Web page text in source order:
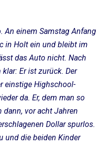
An einem Samstag Anfang
in Holt ein und bleibt im
das Auto nicht. Nach
Er ist zurück. Der
einstige Highschool-
da. Er, dem man so
dann, vor acht Jahren
Dollar spurlos.
und die beiden Kinder